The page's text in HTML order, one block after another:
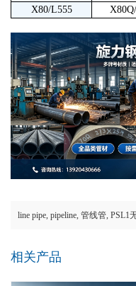
X80/L555
line pipe pipeline 管线管 PSL1
相关产品